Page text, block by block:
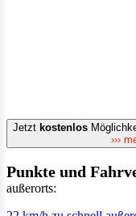
Jetzt kostenlos
›››
Punkte und
außerorts: